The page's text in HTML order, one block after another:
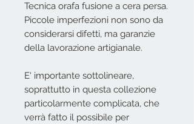
Tecnica orafa fusione a cera persa.
Piccole imperfezioni non sono da
considerarsi difetti, ma garanzie
della lavorazione artigianale.
E' importante sottolineare,
soprattutto in questa collezione
particolarmente complicata, che
verrà fatto il possibile per